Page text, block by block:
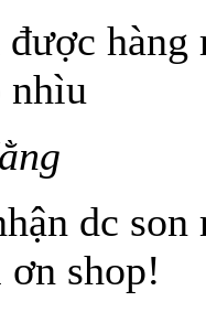
nhìu
dc son
ơn shop!